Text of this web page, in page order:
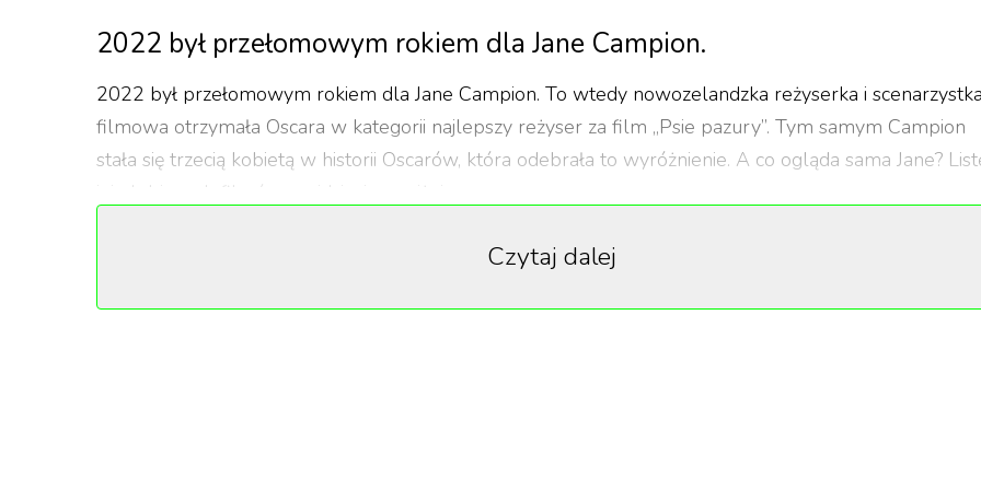
2022 był przełomowym rokiem dla Jane Campion.
2022 był przełomowym rokiem dla Jane Campion. To wtedy nowozelandzka reżyserka i scenarzystka
filmowa otrzymała Oscara w kategorii najlepszy reżyser za film „Psie pazury”. Tym samym Campion
stała się trzecią kobietą w historii Oscarów, która odebrała to wyróżnienie. A co ogląda sama Jane?
jej ulubionych filmów znajdziecie poniżej.
Kobiety w Hollywood, czyli przebijając szklany sufit
Ma na koncie jednego Złotego Globa i dwie BAFTY, nagradzana była również w Cannes i Wenecji. To
Czytaj dalej